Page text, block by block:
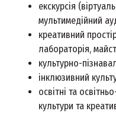
екскурсія
мультимедійний
креативний
лабораторія,
культурно-
інклюзивний
освітні та
культури та